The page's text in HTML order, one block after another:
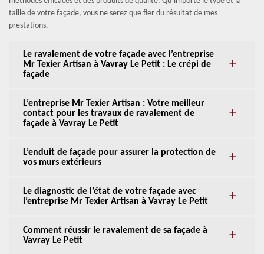
taille de votre façade, vous ne serez que fier du résultat de mes
prestations.
Le ravalement de votre façade avec l’entreprise
Mr Texier Artisan à Vavray Le Petit : Le crépi de
façade
L’entreprise Mr Texier Artisan : Votre meilleur
contact pour les travaux de ravalement de
façade à Vavray Le Petit
L’enduit de façade pour assurer la protection de
vos murs extérieurs
Le diagnostic de l’état de votre façade avec
l’entreprise Mr Texier Artisan à Vavray Le Petit
Comment réussir le ravalement de sa façade à
Vavray Le Petit